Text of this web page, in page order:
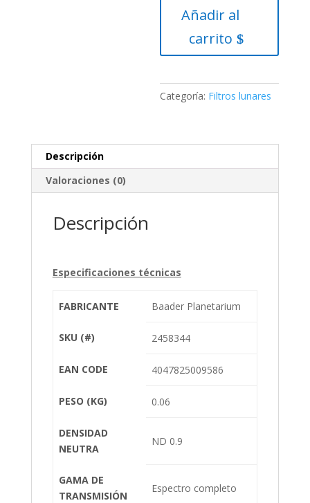
1.25″
Planetarium
T=
cantidad
Añadir al
carrito
Categoría: Filtros lunares
Descripción
Valoraciones (0)
Descripción
Especificaciones técnicas
FABRICANTE Baader Planetarium
SKU (#) 2458344
EAN CODE 4047825009586
PESO (KG) 0.06
DENSIDAD
NEUTRA
ND 0.9
GAMA DE
TRANSMISIÓN
Espectro completo